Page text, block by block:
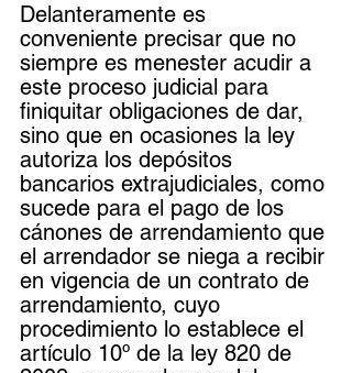
Delanteramente es
conveniente precisar que no
siempre es menester acudir a
este proceso judicial para
finiquitar obligaciones de dar,
sino que en ocasiones la ley
autoriza los depósitos
bancarios extrajudiciales, como
sucede para el pago de los
cánones de arrendamiento que
el arrendador se niega a recibir
en vigencia de un contrato de
arrendamiento, cuyo
procedimiento lo establece el
artículo 10º de la ley 820 de